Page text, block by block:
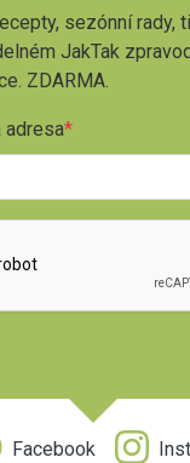
sezónní rady,
JakTak
ZDARMA.
adresa
Facebook